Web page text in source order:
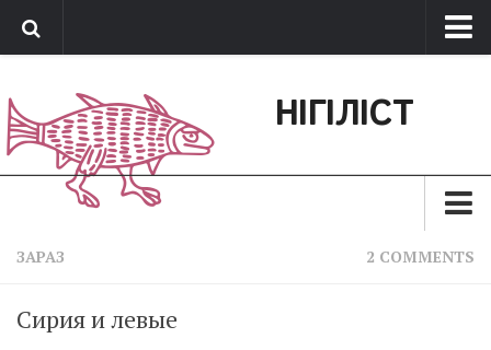
Обратная связь
Поддержать сайт
НІГІЛІСТ
Зараз
Позиція
ЗАРАЗ 2 COMMENTS
Сирия и левые